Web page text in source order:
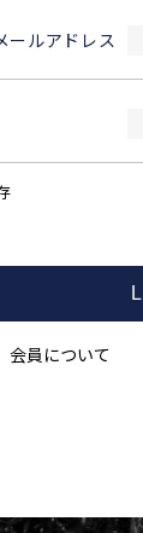
ールアドレス
会員について